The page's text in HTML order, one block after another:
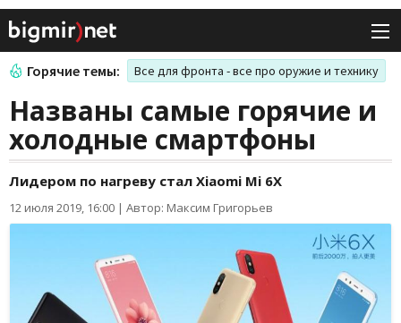
Горячие темы: Все для фронта - все про оружие и технику
Названы самые горячие и
холодные смартфоны
Лидером по нагреву стал Xiaomi Mi 6X
12 июля 2019, 16:00 | Автор: Максим Григорьев